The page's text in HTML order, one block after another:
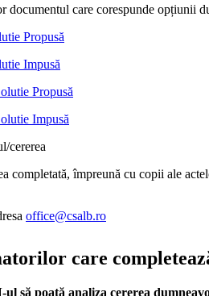
documentul care corespunde opțiunii
Propusă
Impusă
Propusă
Impusă
cererea
completată, împreună cu copii ale
office@csalb.ro
care
să poată analiza cererea